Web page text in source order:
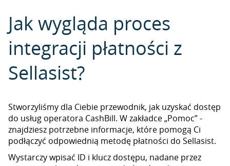
Jak wygląda proces
integracji płatności z
Sellasist?
Stworzyliśmy dla Ciebie przewodnik, jak uzyskać dostęp
do usług operatora CashBill. W zakładce „Pomoc” -
znajdziesz potrzebne informacje, które pomogą Ci
podłączyć odpowiednią metodę płatności do Sellasist.
Wystarczy wpisać ID i klucz dostępu, nadane przez